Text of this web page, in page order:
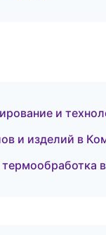
и
и изделий в